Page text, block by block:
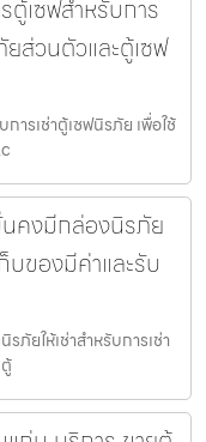
เซฟสำหรับการ
ยส่วนตัวและตู้เซฟ
รเช่าตู้เซฟนิรภัย เพื่อใช้
นคงมีกล่องนิรภัย
บของมีค่าและรับ
ภัยให้เช่าสำหรับการเช่า